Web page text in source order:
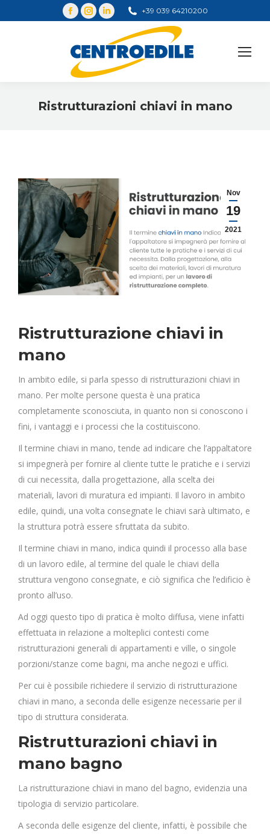
+39 039 64210200
Ristrutturazioni chiavi in mano
Nov
19
2021
Ristrutturazione chiavi in
mano
In ambito edile, si parla spesso di ristrutturazioni chiavi in
mano. Per molte persone questa è una pratica
completamente sconosciuta, in quanto non si conoscono i
fini, i vantaggi e i processi che la costituiscono.
Il termine chiavi in mano, tende ad indicare che l’appaltatore
si impegnerà per fornire al cliente tutte le pratiche e i servizi
di cui necessita, dalla progettazione, alla scelta dei
materiali, lavori di muratura ed impianti. Il lavoro in ambito
edile, quindi, una volta consegnate le chiavi sarà ultimato, e
la struttura potrà essere sfruttata da subito.
Il termine chiavi in mano, indica quindi il processo alla base
di un lavoro edile, al termine del quale le chiavi della
struttura vengono consegnate, e ciò significa che l’edificio è
pronto all’uso.
Ad oggi questo tipo di pratica è molto diffusa, viene infatti
effettuata in relazione a molteplici contesti come
ristrutturazioni generali di appartamenti e ville, o singole
porzioni/stanze come bagni, ma anche negozi e uffici.
Per cui è possibile richiedere il servizio di ristrutturazione
chiavi in mano, a seconda delle esigenze necessarie per il
tipo di struttura considerata.
Ristrutturazioni chiavi in
mano bagno
La ristrutturazione chiavi in mano del bagno, evidenzia una
tipologia di servizio particolare.
A seconda delle esigenze del cliente, infatti, è possibile che